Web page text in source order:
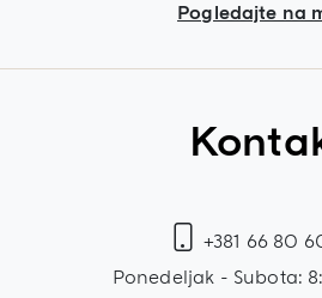
Pogledajte na
+381 66 80
Ponedeljak - Subota: